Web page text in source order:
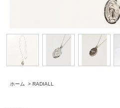
ホーム > RADIALL